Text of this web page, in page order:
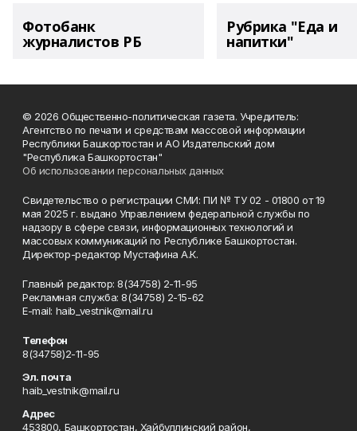
Фотобанк
журналистов РБ
Рубрика "Еда и
напитки"
© 2026 Общественно-политическая газета. Учредитель:
Агентство по печати и средствам массовой информации
Республики Башкортостан и АО Издательский дом
"Республика Башкортостан"
Об использовании персональных данных
Свидетельство о регистрации СМИ: ПИ № ТУ 02 - 01800 от 19
мая 2025 г. выдано Управлением федеральной службы по
надзору в сфере связи, информационных технологий и
массовых коммуникаций по Республике Башкортостан.
Директор-редактор Мустафина А.К.
Главный редактор: 8(34758) 2-11-95
Рекламная служба: 8(34758) 2-15-62
Е-mаil: haib_vestnik@mail.ru
Телефон
8(34758)2-11-95
Эл. почта
haib_vestnik@mail.ru
Адрес
453800, Башкортостан, Хайбуллинский район,